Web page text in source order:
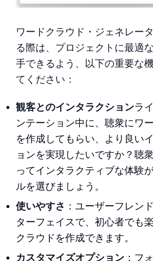
ワードクラウド・ジェネレー
る際は、プロジェクトに最適
手できるよう、以下の重要な
てください：
観客とのインタラクションラ
ンテーション中に、聴衆にワ
を作成してもらい、より良い
ョンを実現したいですか？聴
ってインタラクティブな体験
ルを選びましょう。
使いやすさ ：ユーザーフレン
ターフェイスで、初心者でも
クラウドを作成できます。
カスタマイズオプション ：フ